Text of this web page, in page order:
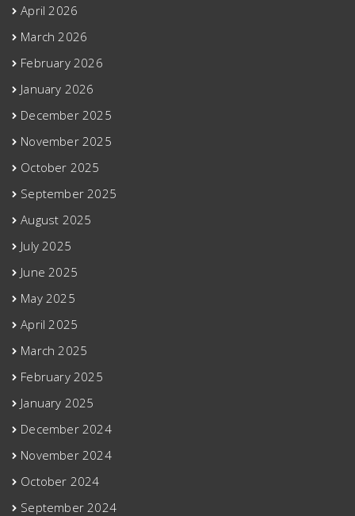
April 2026
March 2026
February 2026
January 2026
December 2025
November 2025
October 2025
September 2025
August 2025
July 2025
June 2025
May 2025
April 2025
March 2025
February 2025
January 2025
December 2024
November 2024
October 2024
September 2024